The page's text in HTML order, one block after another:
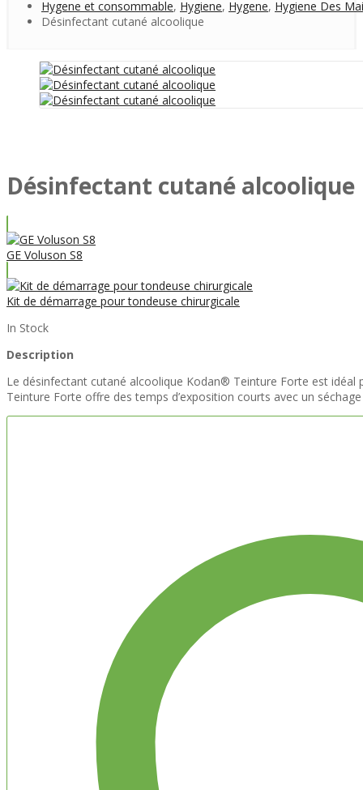
Hygene et consommable, Hygiene, Hygene, Hygiene Des
Désinfectant cutané alcoolique
Désinfectant cutané alcoolique
GE Voluson S8
Kit de démarrage pour tondeuse chirurgicale
In Stock
Description
Le désinfectant cutané alcoolique Kodan® Teinture Forte est
Teinture Forte offre des temps d’exposition courts avec un